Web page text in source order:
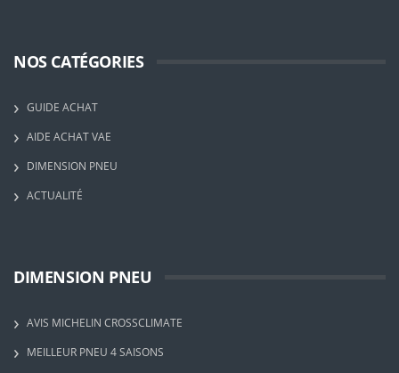
NOS CATÉGORIES
GUIDE ACHAT
AIDE ACHAT VAE
DIMENSION PNEU
ACTUALITÉ
DIMENSION PNEU
AVIS MICHELIN CROSSCLIMATE
MEILLEUR PNEU 4 SAISONS